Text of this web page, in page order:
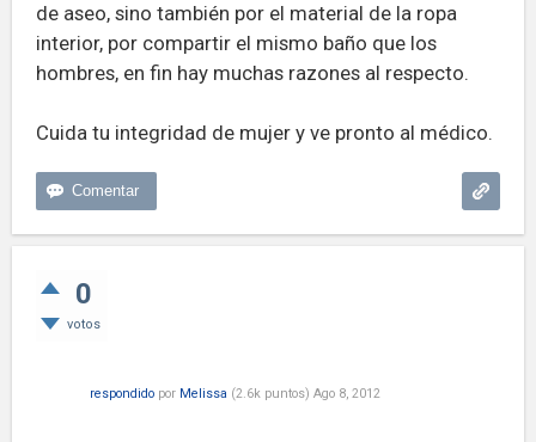
de aseo, sino también por el material de la ropa
interior, por compartir el mismo baño que los
hombres, en fin hay muchas razones al respecto.
Cuida tu integridad de mujer y ve pronto al médico.
0
votos
respondido por Melissa (2.6k puntos) Ago 8, 2012